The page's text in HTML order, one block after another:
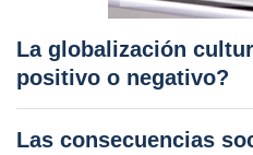
La globalización
positivo o negativo?
Las consecuencias